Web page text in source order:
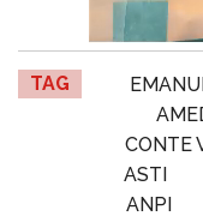
TAG
CONTE
ASTI
ANPI